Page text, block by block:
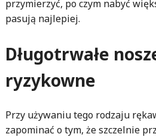
przymierzyć, po czym nabyć
pasują najlepiej.
Długotrwałe
ryzykowne
Przy używaniu tego rodzaju
zapominać o tym, że szczelnie